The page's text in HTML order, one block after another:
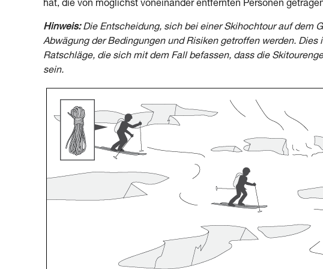
hat, die von möglichst voneinander entfernten Personen
Hinweis:Die Entscheidung, sich bei einer Skihochtour auf dem
Abwägung der Bedingungen und Risiken getroffen werden.
Ratschläge, die sich mit dem Fall befassen, dass die
sein.